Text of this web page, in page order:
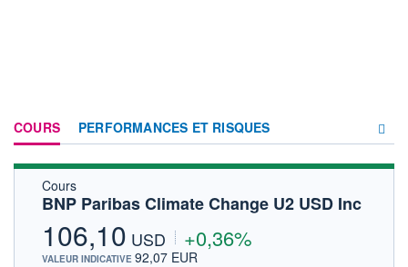
COURS PERFORMANCES ET RISQUES
FORUM
Cours
BNP Paribas Climate Change U2 USD Inc
106,10 USD +0,36%
VALEUR INDICATIVE 92,07 EUR